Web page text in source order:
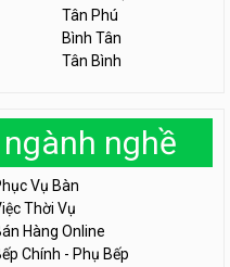
Tân Phú
Bình Tân
Tân Bình
nghề
Vụ Bàn
Thời Vụ
Hàng Online
Chính - Phụ Bếp